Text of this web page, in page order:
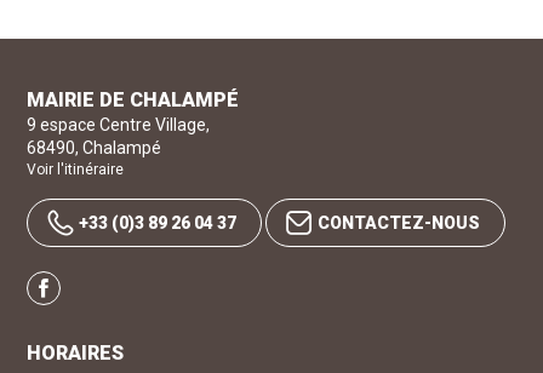
MAIRIE DE CHALAMPÉ
9 espace Centre Village,
68490, Chalampé
Voir l'itinéraire
+33 (0)3 89 26 04 37 CONTACTEZ-NOUS
Facebook
HORAIRES